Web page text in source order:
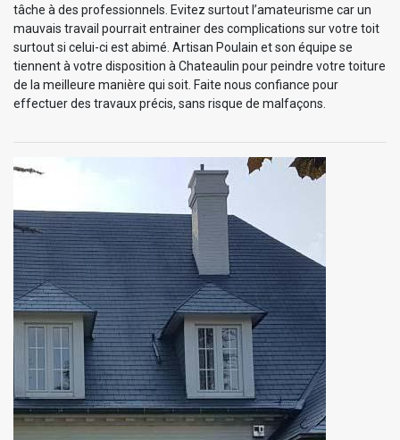
tâche à des professionnels. Evitez surtout l’amateurisme car un
mauvais travail pourrait entrainer des complications sur votre toit
surtout si celui-ci est abimé. Artisan Poulain et son équipe se
tiennent à votre disposition à Chateaulin pour peindre votre toiture
de la meilleure manière qui soit. Faite nous confiance pour
effectuer des travaux précis, sans risque de malfaçons.